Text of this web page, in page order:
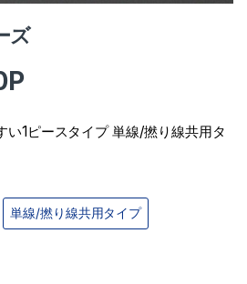
ズ
い1ピースタイプ 単線/撚り線共用タ
単線/撚り線共用タイプ